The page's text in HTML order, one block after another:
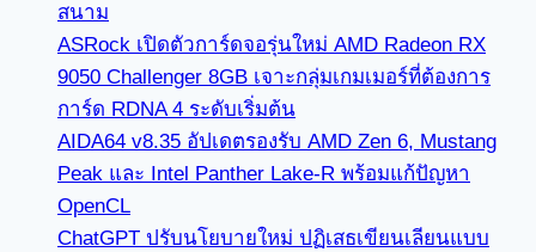
สนาม
ASRock เปิดตัวการ์ดจอรุ่นใหม่ AMD Radeon RX
9050 Challenger 8GB เจาะกลุ่มเกมเมอร์ที่ต้องการ
การ์ด RDNA 4 ระดับเริ่มต้น
AIDA64 v8.35 อัปเดตรองรับ AMD Zen 6, Mustang
Peak และ Intel Panther Lake-R พร้อมแก้ปัญหา
OpenCL
ChatGPT ปรับนโยบายใหม่ ปฏิเสธเขียนเลียนแบบ